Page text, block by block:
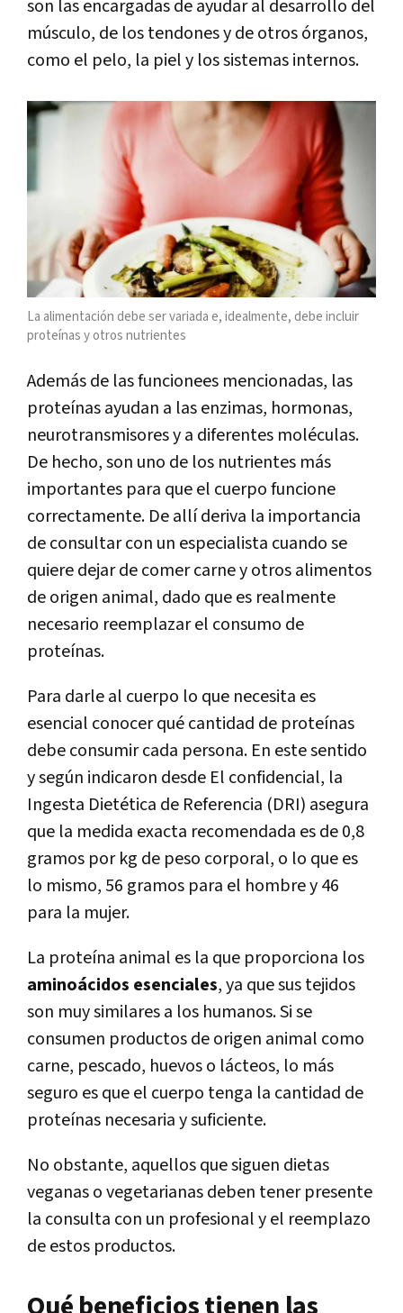
son las encargadas de ayudar al desarrollo del
músculo, de los tendones y de otros órganos,
como el pelo, la piel y los sistemas internos.
La alimentación debe ser variada e, idealmente, debe incluir
proteínas y otros nutrientes
Además de las funcionees mencionadas, las
proteínas ayudan a las enzimas, hormonas,
neurotransmisores y a diferentes moléculas.
De hecho, son uno de los nutrientes más
importantes para que el cuerpo funcione
correctamente. De allí deriva la importancia
de consultar con un especialista cuando se
quiere dejar de comer carne y otros alimentos
de origen animal, dado que es realmente
necesario reemplazar el consumo de
proteínas.
Para darle al cuerpo lo que necesita es
esencial conocer qué cantidad de proteínas
debe consumir cada persona. En este sentido
y según indicaron desde El confidencial, la
Ingesta Dietética de Referencia (DRI) asegura
que la medida exacta recomendada es de 0,8
gramos por kg de peso corporal, o lo que es
lo mismo, 56 gramos para el hombre y 46
para la mujer.
La proteína animal es la que proporciona los
aminoácidos esenciales, ya que sus tejidos
son muy similares a los humanos. Si se
consumen productos de origen animal como
carne, pescado, huevos o lácteos, lo más
seguro es que el cuerpo tenga la cantidad de
proteínas necesaria y suficiente.
No obstante, aquellos que siguen dietas
veganas o vegetarianas deben tener presente
la consulta con un profesional y el reemplazo
de estos productos.